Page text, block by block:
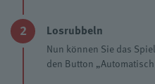
2 Losrubbeln
Nun können Sie das
den Button